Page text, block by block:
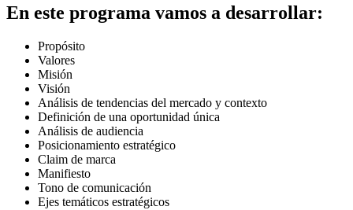
En este programa vamos a desarrollar:
Propósito
Valores
Misión
Visión
Análisis de tendencias del mercado y contexto
Definición de una oportunidad única
Análisis de audiencia
Posicionamiento estratégico
Claim de marca
Manifiesto
Tono de comunicación
Ejes temáticos estratégicos